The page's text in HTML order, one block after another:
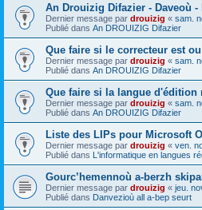
An Drouizig Difazier - Daveoù -
Dernier message par drouizig « sam.
Publié dans An DROUIZIG Difazier
Que faire si le correcteur est
Dernier message par drouizig « sam.
Publié dans An DROUIZIG Difazier
Que faire si la langue d'édition
Dernier message par drouizig « sam.
Publié dans An DROUIZIG Difazier
Liste des LIPs pour Microsoft
Dernier message par drouizig « ven.
Publié dans L'informatique en langues
Gourc’hemennoù a-berzh
Dernier message par drouizig « jeu.
Publié dans Danvezioù all a-bep seurt